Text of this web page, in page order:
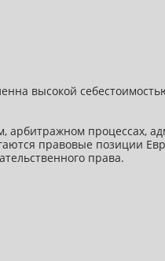
высокой
процессах,
правовые позиции
права.